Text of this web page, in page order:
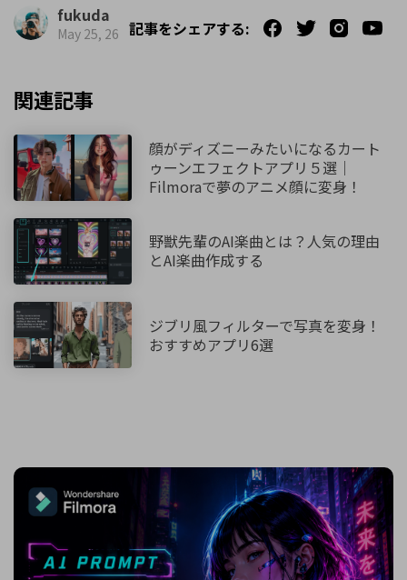
fukuda
May 25, 26 記事をシェアする:
関連記事
顔がディズニーみたいになるカート
ゥーンエフェクトアプリ５選｜
Filmoraで夢のアニメ顔に変身！
野獣先輩のAI楽曲とは？人気の理由
とAI楽曲作成する
ジブリ風フィルターで写真を変身！
おすすめアプリ6選